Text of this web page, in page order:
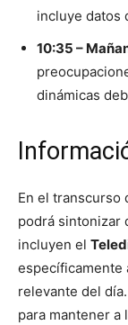
incluye datos
10:35 –
dinámicas
En el transcurso
podrá sintonizar
incluyen el
específicamente
relevante del
para mantener a